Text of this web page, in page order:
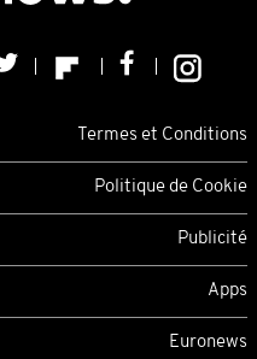
Termes et Conditions
Politique de Cookie
Publicité
Apps
Euronews